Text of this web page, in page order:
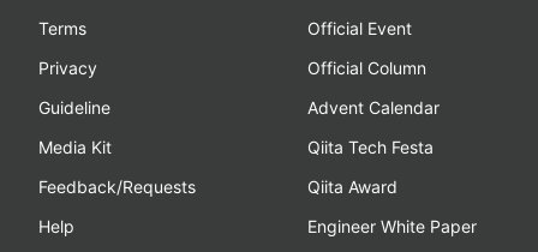
Terms
Privacy
Guideline
Media Kit
Feedback/Requests
Help
Official Event
Official Column
Advent Calendar
Qiita Tech Festa
Qiita Award
Engineer White Paper